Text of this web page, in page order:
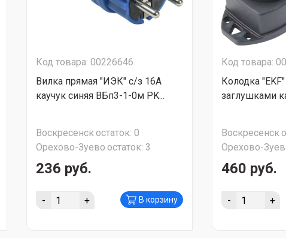
Код товара: 00226646
Вилка прямая "ИЭК" с/з 16А
каучук синяя ВБп3-1-0м PK...
Воскресенскостаток: 0
Орехово-Зуево остаток: 3
236 руб.
- + В корзину
Код товара:
Колодка
заглушками
Воскресенск
Орехово-
460 руб.
- +